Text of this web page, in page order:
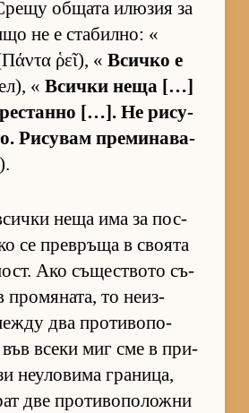
об­щата илю­зия за
не е ста­бил­но: «
ῥεῖ), « Всичко е
« Всички неща […]
[…]. Не ри­су­
Ри­су­вам пре­ми­на­ва­
неща има за пос­
се прев­ръща в сво­ята
Ако съ­щес­т­вото съ­
про­мя­на­та, то не­из­
два про­ти­во­по­
всеки миг сме в при­
не­у­ло­вима гра­ни­ца,
две про­ти­во­по­ложни